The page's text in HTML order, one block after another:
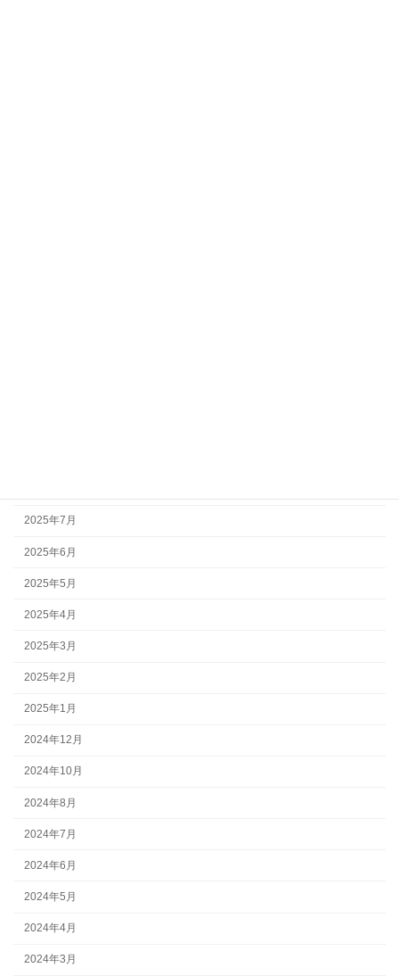
2025年7月
2025年6月
2025年5月
2025年4月
2025年3月
2025年2月
2025年1月
2024年12月
2024年10月
2024年8月
2024年7月
2024年6月
2024年5月
2024年4月
2024年3月